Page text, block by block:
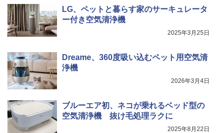
LG、ペットと暮らす家のサーキュレータ
ー付き空気清浄機
2025年3月25日
Dreame、360度吸い込むペット用空気清
浄機
2026年3月4日
ブルーエア初、ネコが乗れるベッド型の
空気清浄機 抜け毛処理ラクに
2025年8月22日